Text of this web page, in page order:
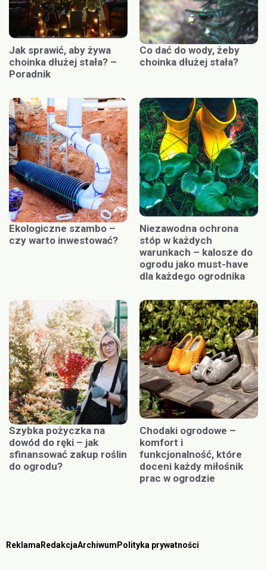
Jak sprawić, aby żywa
choinka dłużej stała? –
Poradnik
Co dać do wody, żeby
choinka dłużej stała?
Ekologiczne szambo –
czy warto inwestować?
Niezawodna ochrona
stóp w każdych
warunkach – kalosze do
ogrodu jako must-have
dla każdego ogrodnika
Szybka pożyczka na
dowód do ręki – jak
sfinansować zakup roślin
do ogrodu?
Chodaki ogrodowe –
komfort i
funkcjonalność, które
doceni każdy miłośnik
prac w ogrodzie
ReklamaRedakcjaArchiwumPolityka prywatności